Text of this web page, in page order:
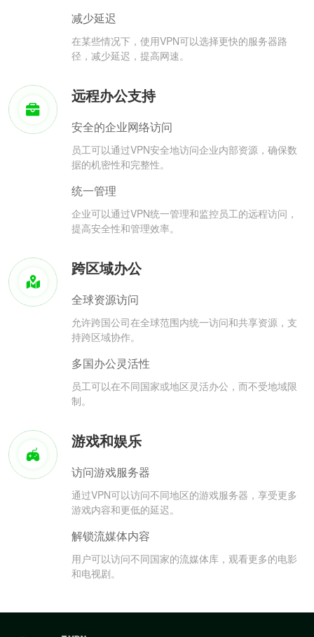
减少延迟
在某些情况下，使用VPN可以选择更快的服务器路
径，减少延迟，提高网速。
远程办公支持
安全的企业网络访问
员工可以通过VPN安全地访问企业内部资源，确保数
据的机密性和完整性。
统一管理
企业可以通过VPN统一管理和监控员工的远程访问，
提高安全性和管理效率。
跨区域办公
全球资源访问
允许跨国公司在全球范围内统一访问和共享资源，支
持跨区域协作。
多国办公灵活性
员工可以在不同国家或地区灵活办公，而不受地域限
制。
游戏和娱乐
访问游戏服务器
通过VPN可以访问不同地区的游戏服务器，享受更多
游戏内容和更低的延迟。
解锁流媒体内容
用户可以访问不同国家的流媒体库，观看更多的电影
和电视剧。